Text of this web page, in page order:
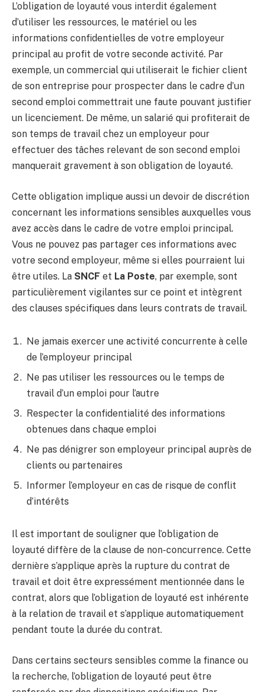
L’obligation de loyauté vous interdit également
d’utiliser les ressources, le matériel ou les
informations confidentielles de votre employeur
principal au profit de votre seconde activité. Par
exemple, un commercial qui utiliserait le fichier client
de son entreprise pour prospecter dans le cadre d’un
second emploi commettrait une faute pouvant justifier
un licenciement. De même, un salarié qui profiterait de
son temps de travail chez un employeur pour
effectuer des tâches relevant de son second emploi
manquerait gravement à son obligation de loyauté.
Cette obligation implique aussi un devoir de discrétion
concernant les informations sensibles auxquelles vous
avez accès dans le cadre de votre emploi principal.
Vous ne pouvez pas partager ces informations avec
votre second employeur, même si elles pourraient lui
être utiles. La SNCF et La Poste, par exemple, sont
particulièrement vigilantes sur ce point et intègrent
des clauses spécifiques dans leurs contrats de travail.
Ne jamais exercer une activité concurrente à celle
de l’employeur principal
Ne pas utiliser les ressources ou le temps de
travail d’un emploi pour l’autre
Respecter la confidentialité des informations
obtenues dans chaque emploi
Ne pas dénigrer son employeur principal auprès de
clients ou partenaires
Informer l’employeur en cas de risque de conflit
d’intérêts
Il est important de souligner que l’obligation de
loyauté diffère de la clause de non-concurrence. Cette
dernière s’applique après la rupture du contrat de
travail et doit être expressément mentionnée dans le
contrat, alors que l’obligation de loyauté est inhérente
à la relation de travail et s’applique automatiquement
pendant toute la durée du contrat.
Dans certains secteurs sensibles comme la finance ou
la recherche, l’obligation de loyauté peut être